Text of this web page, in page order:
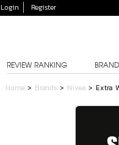
Login Register
REVIEW RANKING
Home > Brands > Nivea > Extra